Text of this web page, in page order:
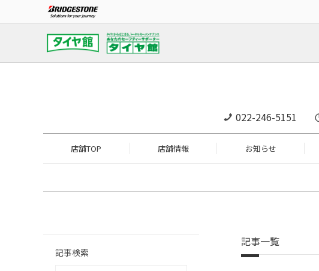
022-246-5151
店舗TOP 店舗情報 お知らせ
記事一覧
記事検索